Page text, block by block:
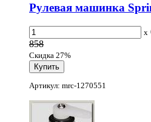
Рулевая машинка
x
858
Скидка 27%
Артикул: mrc-1270551